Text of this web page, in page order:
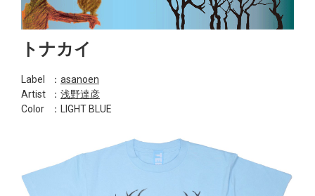
トナカイ
Label ： asanoen
Artist
： 浅野達彦
Color
：LIGHT BLUE